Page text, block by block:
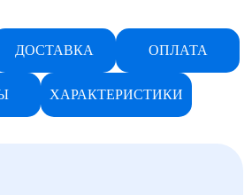
ДОСТАВКА ОПЛАТА
ХАРАКТЕРИСТИКИ